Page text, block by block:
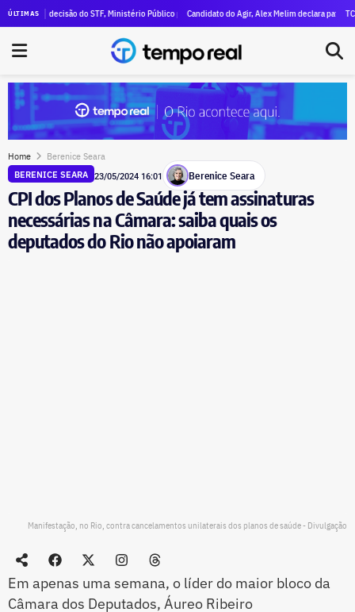
ÚLTIMAS
declara R$ 47 milhões em patrimônio
decisão do STF, Ministério Público pede execução da condenação e da inelegibilidade de
Candidato do Agir, Alex Melim declara patrimônio de
TCE-RJ
Home Berenice Seara
BERENICE SEARA 23/05/2024 16:01 Berenice Seara
CPI dos Planos de Saúde já tem assinaturas
necessárias na Câmara: saiba quais os
deputados do Rio não apoiaram
Manifestação, no Rio, contra cancelamentos unilaterais dos planos de saúde - Divulgação
Em apenas uma semana, o líder do maior bloco da
Câmara dos Deputados, Áureo Ribeiro